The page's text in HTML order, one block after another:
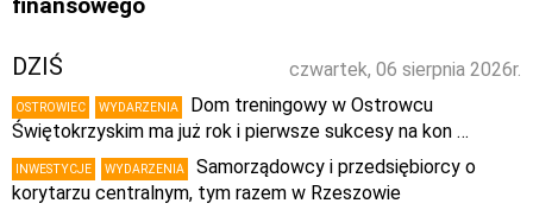
finansowego
czwartek, 06 sierpnia 2026r.
DZIŚ
OSTROWIEC WYDARZENIA
Dom treningowy w Ostrowcu
Świętokrzyskim ma już rok i pierwsze sukcesy na kon …
INWESTYCJE WYDARZENIA
Samorządowcy i przedsiębiorcy o
korytarzu centralnym, tym razem w Rzeszowie